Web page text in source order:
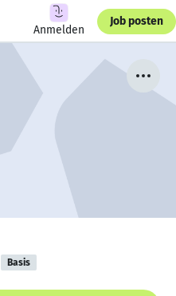
Anmelden
Job posten
Basis